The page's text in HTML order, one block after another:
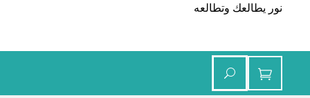
مشكاة
نور يطالعك وتطالعه